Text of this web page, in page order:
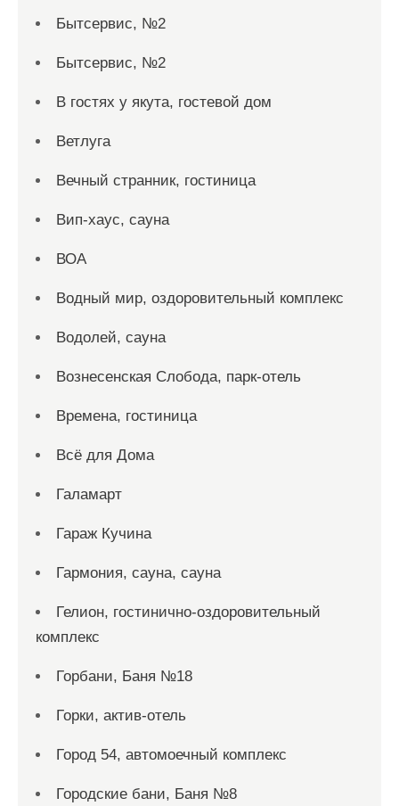
Бытсервис, №2
Бытсервис, №2
В гостях у якута, гостевой дом
Ветлуга
Вечный странник, гостиница
Вип-хаус, сауна
ВОА
Водный мир, оздоровительный комплекс
Водолей, сауна
Вознесенская Слобода, парк-отель
Времена, гостиница
Всё для Дома
Галамарт
Гараж Кучина
Гармония, сауна, сауна
Гелион, гостинично-оздоровительный
комплекс
Горбани, Баня №18
Горки, актив-отель
Город 54, автомоечный комплекс
Городские бани, Баня №8